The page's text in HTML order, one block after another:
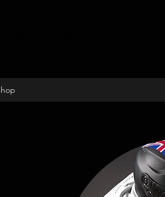
grossesse blog